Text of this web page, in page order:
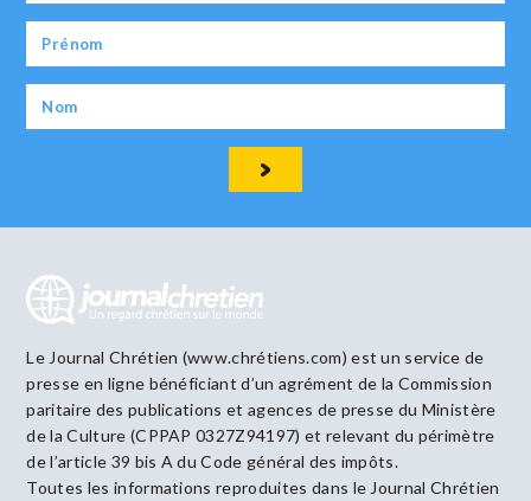
Le Journal Chrétien (www.chrétiens.com) est un service de
presse en ligne bénéficiant d’un agrément de la Commission
paritaire des publications et agences de presse du Ministère
de la Culture (CPPAP 0327Z94197) et relevant du périmètre
de l’article 39 bis A du Code général des impôts.
Toutes les informations reproduites dans le Journal Chrétien